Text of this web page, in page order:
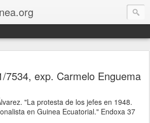
7534, exp. Carmelo Enguema
"La protesta de los jefes en 1948.
en Guinea Ecuatorial." Endoxa 37